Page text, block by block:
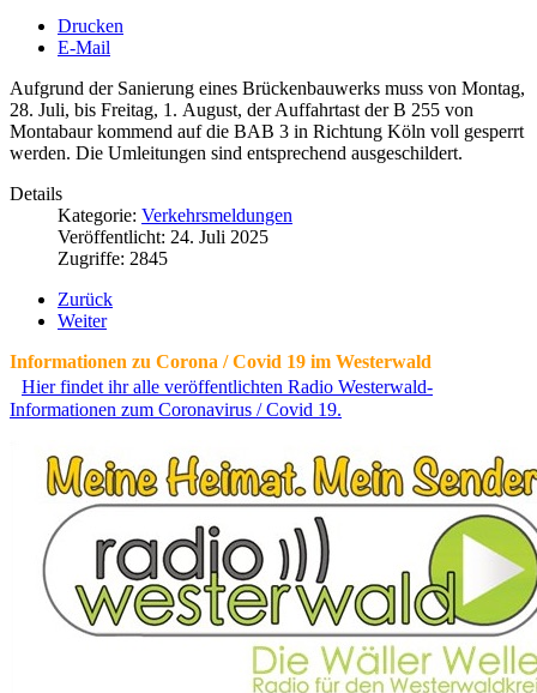
Drucken
E-Mail
Aufgrund der Sanierung eines Brückenbauwerks muss von Montag,
28. Juli, bis Freitag, 1. August, der Auffahrtast der B 255 von
Montabaur kommend auf die BAB 3 in Richtung Köln voll gesperrt
werden. Die Umleitungen sind entsprechend ausgeschildert.
Details
Kategorie: Verkehrsmeldungen
Veröffentlicht: 24. Juli 2025
Zugriffe: 2845
Zurück
Weiter
Informationen zu Corona / Covid 19 im Westerwald
Hier findet ihr alle veröffentlichten Radio Westerwald-
Informationen zum Coronavirus / Covid 19.